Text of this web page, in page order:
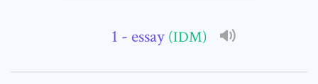
- essay (IDM)
Comment: *